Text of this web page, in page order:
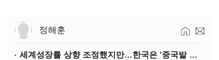
정해훈
세계성장률 상향 조정했지만…한국은 '중국발 살얼음판'